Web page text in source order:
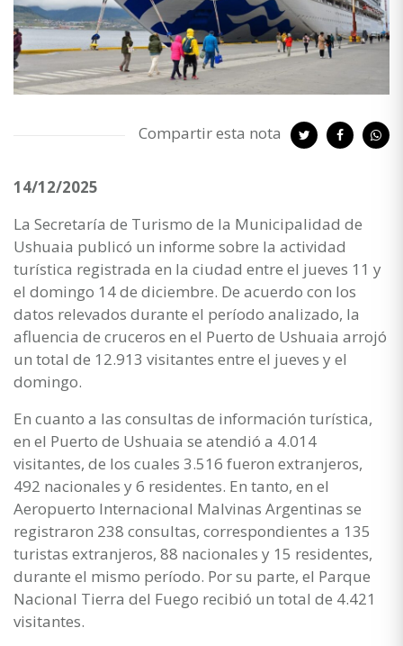
Compartir esta nota
14/12/2025
La Secretaría de Turismo de la Municipalidad de
Ushuaia publicó un informe sobre la actividad
turística registrada en la ciudad entre el jueves 11 y
el domingo 14 de diciembre. De acuerdo con los
datos relevados durante el período analizado, la
afluencia de cruceros en el Puerto de Ushuaia arrojó
un total de 12.913 visitantes entre el jueves y el
domingo.
En cuanto a las consultas de información turística,
en el Puerto de Ushuaia se atendió a 4.014
visitantes, de los cuales 3.516 fueron extranjeros,
492 nacionales y 6 residentes. En tanto, en el
Aeropuerto Internacional Malvinas Argentinas se
registraron 238 consultas, correspondientes a 135
turistas extranjeros, 88 nacionales y 15 residentes,
durante el mismo período. Por su parte, el Parque
Nacional Tierra del Fuego recibió un total de 4.421
visitantes.